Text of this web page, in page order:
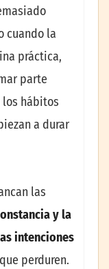
cuando la
práctica,
parte
los hábitos
a durar
las
y la
intenciones
que perduren.